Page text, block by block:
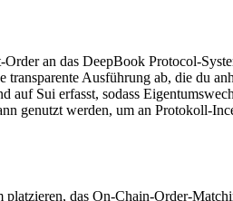
an das DeepBook Protocol-
Ausführung ab, die du
Sui erfasst, sodass
genutzt werden, um an Protokoll-
das On-Chain-Order-